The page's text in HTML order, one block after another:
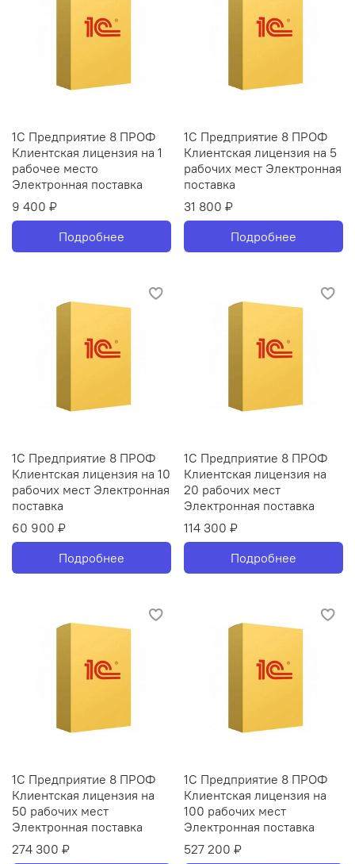
1С Предприятие 8 ПРОФ
Клиентская лицензия на 1
рабочее место
Электронная поставка
9 400 ₽
Подробнее
1С Предприятие 8 ПРОФ
Клиентская лицензия на 5
рабочих мест Электронная
поставка
31 800 ₽
Подробнее
1С Предприятие 8 ПРОФ
Клиентская лицензия на 10
рабочих мест Электронная
поставка
60 900 ₽
Подробнее
1С Предприятие 8 ПРОФ
Клиентская лицензия на
20 рабочих мест
Электронная поставка
114 300 ₽
Подробнее
1С Предприятие 8 ПРОФ
Клиентская лицензия на
50 рабочих мест
Электронная поставка
274 300 ₽
1С Предприятие 8 ПРОФ
Клиентская лицензия на
100 рабочих мест
Электронная поставка
527 200 ₽